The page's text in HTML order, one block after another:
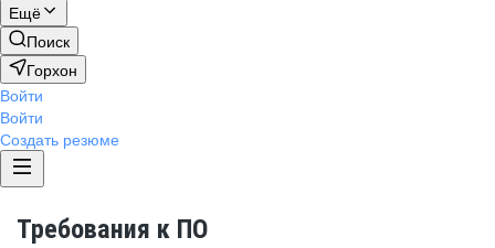
Ещё
Поиск
Горхон
Войти
Войти
Создать резюме
Требования к ПО